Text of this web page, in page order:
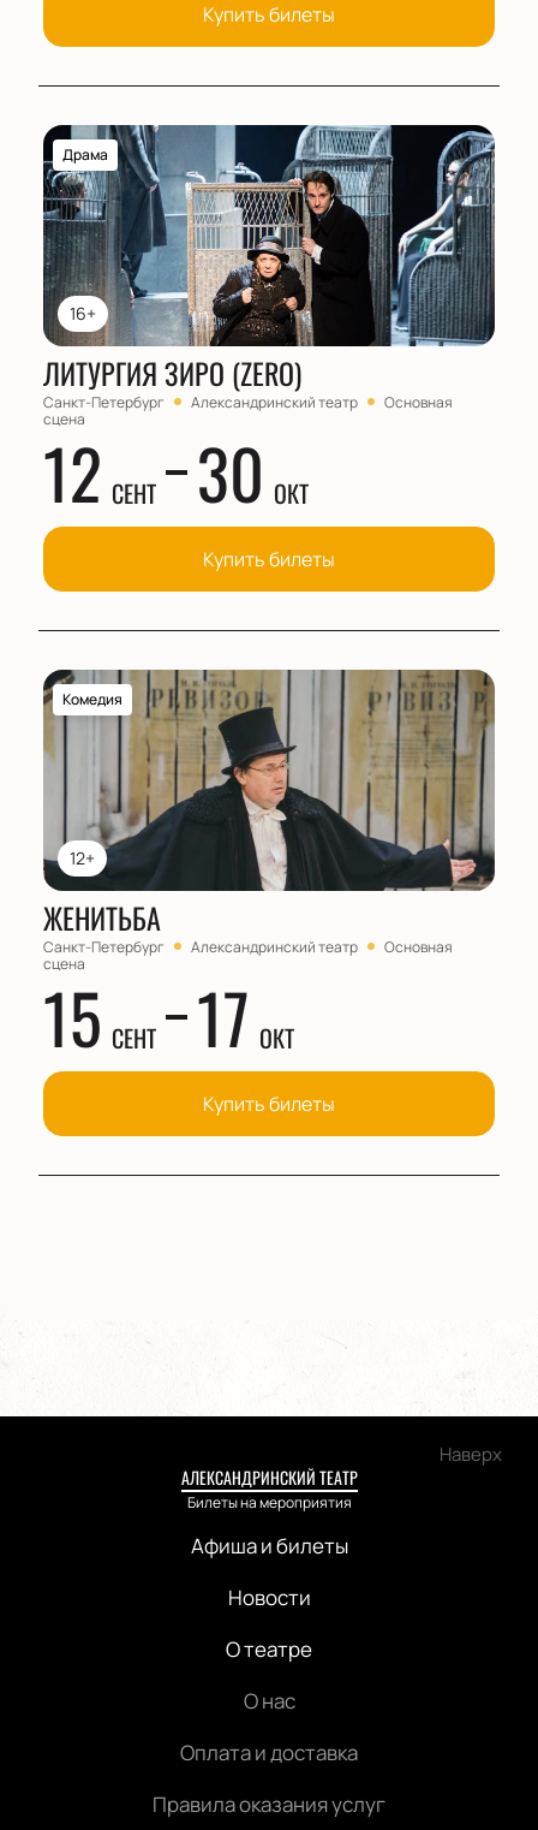
Купить билеты
16+
Драма
ЛИТУРГИЯ ЗИРО (ZERO)
Санкт-Петербург Александринский театр
Основная
сцена
12 СЕНТ 30 ОКТ
Купить билеты
12+
Комедия
ЖЕНИТЬБА
Санкт-Петербург Александринский театр
Основная
сцена
15 СЕНТ 17 ОКТ
Купить билеты
Наверх
АЛЕКСАНДРИНСКИЙ ТЕАТР
Билеты на мероприятия
Афиша и билеты
Новости
О театре
О нас
Оплата и доставка
Правила оказания услуг